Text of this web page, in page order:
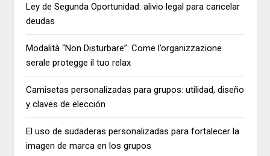
Ley de Segunda Oportunidad: alivio legal para cancelar
deudas
Modalità “Non Disturbare”: Come l’organizzazione
serale protegge il tuo relax
Camisetas personalizadas para grupos: utilidad, diseño
y claves de elección
El uso de sudaderas personalizadas para fortalecer la
imagen de marca en los grupos